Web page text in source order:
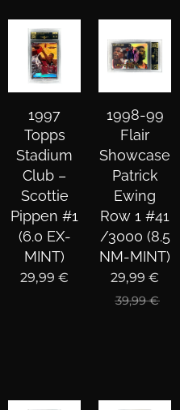
1997
Topps
Stadium
Club –
Scottie
Pippen #1
(6.0 EX-
MINT)
29,99 €
1998-99
Flair
Showcase
Patrick
Ewing
Row 1 #41
/3000 (8.5
NM-MINT)
29,99 €
39,99€